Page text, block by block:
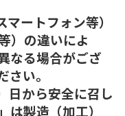
ートフォン等）
）の違いによ
なる場合がござ
い。
日から安全に召し
製造（加工）